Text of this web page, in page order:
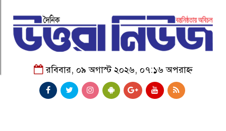
রবিবার, ০৯ অগাস্ট ২০২৬, ০৭:১৬ অপরাহ্ন